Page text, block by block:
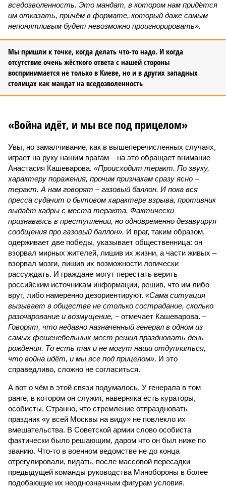
вседозволенность. Это мандат, в котором нам придётся
им отказать, причём в формате, который даже самым
непонятливым будет невозможно проигнорировать».
Мы пришли к точке, когда делать что-то надо. И когда
отсутствие очень жёсткого ответа с нашей стороны
воспринимается не только в Киеве, но и в других западных
столицах как мандат на вседозволенность
«Война идёт, и мы все под прицелом»
Увы, но замалчивание, как в вышеперечисленных случаях,
играет на руку нашим врагам – на это обращает внимание
Анастасия Кашеварова. «Происходит теракт. По звуку,
характеру поражения, прочим признакам сразу ясно –
теракт. А нам говорят – газовый баллон. И пока вся
пресса судачит о бытовом характере взрыва, противник
выдаёт кадры с места теракта. Фактически
признаваясь в преступлении, но одновременно дезавуируя
сообщения про газовый баллон». И враг, таким образом,
одерживает две победы, указывает общественница: он
взорвал мирных жителей, лишив их жизни, а части живых –
взорвал мозги, лишив их возможности логически
рассуждать. И граждане могут перестать верить
российским источникам информации, решив, что им либо
врут, либо намеренно дезориентируют. «Сама ситуация
вызывает в обществе не столько сострадание, сколько
разочарование и возмущение, – отмечает Кашеварова. –
Говорят, что недавно назначенный генерал в одном из
самых фешенебельных мест решил праздновать день
рождения. То есть так и не могут наши отдуплиться,
что война идёт, и мы все под прицелом». И это
справедливо, сложно не согласиться.
А вот о чём в этой связи подумалось. У генерала в том
ранге, в котором он служит, наверняка есть кураторы,
особисты. Странно, что стремление отпраздновать
праздник «у всей Москвы на виду» не повлекло их
вмешательства. В Советской армии слово особиста
фактически было решающим, даром что он был ниже по
званию. Что-то в военном ведомстве не до конца
отрегулировали, видать, после массовой пересадки
предыдущей команды руководства Минобороны в более
подобающие их неоднозначным фигурам условия.